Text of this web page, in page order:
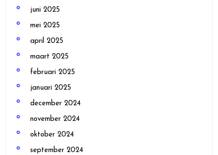
juni 2025
mei 2025
april 2025
maart 2025
februari 2025
januari 2025
december 2024
november 2024
oktober 2024
september 2024